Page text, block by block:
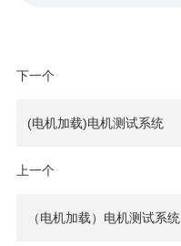
下一个
(电机加载)电机测试系统
上一个
（电机加载）电机测试系统